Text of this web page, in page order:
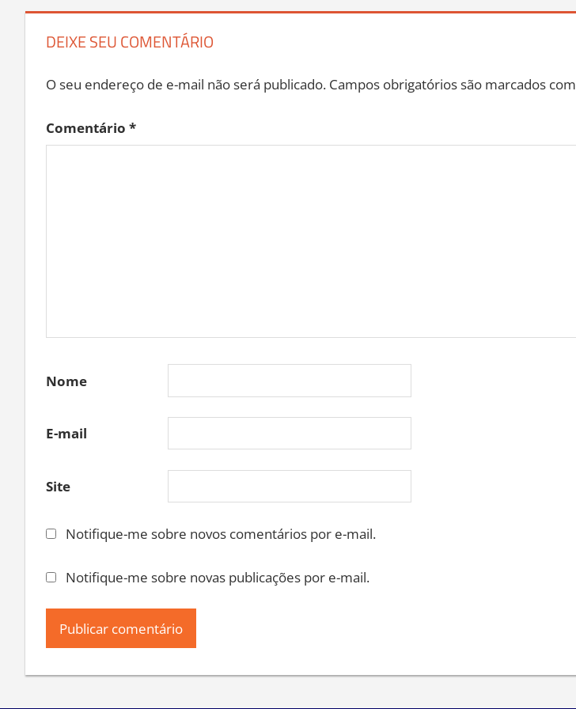
DEIXE SEU COMENTÁRIO
O seu endereço de e-mail não será publicado. Campos obrigatórios são marcados com
Comentário
Nome
E-mail
Site
Notifique-me sobre novos comentários por e-mail.
Notifique-me sobre novas publicações por e-mail.